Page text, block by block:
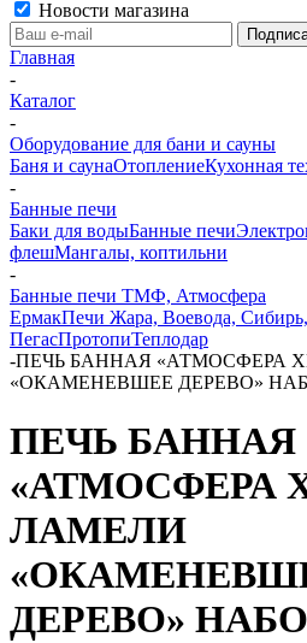
Новости магазина
Главная
-
Каталог
-
Оборудование для бани и сауны
Баня и саунаОтоплениеКухонная
-
Банные печи
Баки для водыБанные печи
флешМангалы, коптильни
-
Банные печи ТМФ, Атмосфера
ЕрмакПечи Жара, Воевода,
ПегасПротопиТеплодар
-ПЕЧЬ БАННАЯ «АТМОСФЕРА
«ОКАМЕНЕВШЕЕ ДЕРЕВО»
ПЕЧЬ БАННАЯ
«АТМОСФЕРА
ЛАМЕЛИ
ДЕРЕВО»